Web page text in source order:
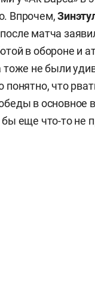
Впрочем,
матча
в обороне и
тоже не были
понятно, что
в основное
еще что-то не